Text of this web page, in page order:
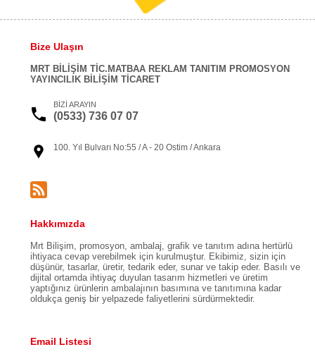
Bize Ulaşın
MRT BİLİŞİM TİC.MATBAA REKLAM TANITIM PROMOSYON
YAYINCILIK BİLİŞİM TİCARET
BİZİ ARAYIN
(0533) 736 07 07
100. Yıl Bulvarı No:55 / A - 20 Ostim / Ankara
Hakkımızda
Mrt Bilişim, promosyon, ambalaj, grafik ve tanıtım adına hertürlü
ihtiyaca cevap verebilmek için kurulmuştur. Ekibimiz, sizin için
düşünür, tasarlar, üretir, tedarik eder, sunar ve takip eder. Basılı ve
dijital ortamda ihtiyaç duyulan tasarım hizmetleri ve üretim
yaptığınız ürünlerin ambalajının basımına ve tanıtımına kadar
oldukça geniş bir yelpazede faliyetlerini sürdürmektedir.
Email Listesi